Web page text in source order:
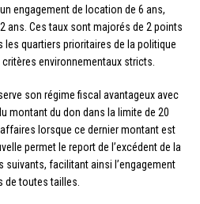
engagement de location de 6 ans,
ans. Ces taux sont majorés de 2 points
quartiers prioritaires de la politique
environnementaux stricts.
son régime fiscal avantageux avec
montant du don dans la limite de 20
lorsque ce dernier montant est
permet le report de l’excédent de la
suivants, facilitant ainsi l’engagement
de toutes tailles.